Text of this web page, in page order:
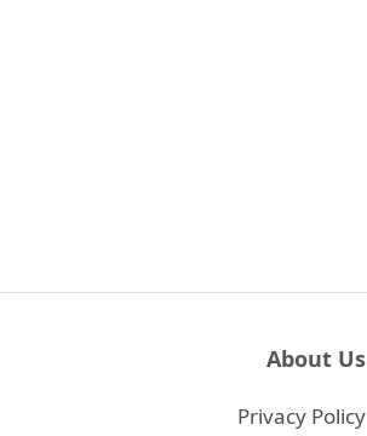
About Us
Privacy Policy